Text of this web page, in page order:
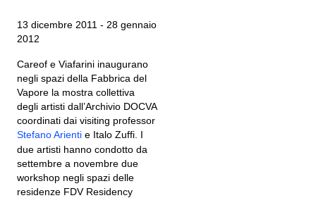
13 dicembre 2011 - 28 gennaio
2012
Careof e Viafarini inaugurano
negli spazi della Fabbrica del
Vapore la mostra collettiva
degli artisti dall’Archivio DOCVA
coordinati dai visiting professor
Stefano Arienti e Italo Zuffi. I
due artisti hanno condotto da
settembre a novembre due
workshop negli spazi delle
residenze FDV Residency